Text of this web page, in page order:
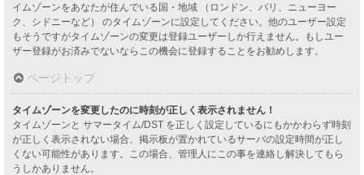
イムゾーンをあなたが住んでいる国・地域 （ロンドン、パリ、ニューヨー
ク、シドニーなど） のタイムゾーンに設定してください。他のユーザー設定
もそうですがタイムゾーンの変更は登録ユーザーしか行えません。もしユー
ザー登録がお済みでないならこの機会に登録することをお勧めします。
ページトップ
タイムゾーンを変更したのに時刻が正しく表示されません！
タイムゾーンと サマータイム/DST を正しく設定しているにもかかわらず時刻
が正しく表示されない場合、掲示板が置かれているサーバの設定時間が正し
くない可能性があります。この場合、管理人にこの事を連絡し解決してもら
うしかありません。